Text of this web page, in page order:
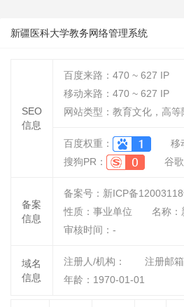
新疆医科大学教务网络管理系统
SEO
信息
百度来路： 470 ~ 627 IP
移动来路： 470 ~ 627 IP
网站类型：教育文化，高等
百度权重：
移
搜狗PR：
谷歌
备案
信息
备案号：新ICP备12003118
性质： 事业单位 名称：
审核时间： -
域名
信息
注册人/机构：
注册邮箱
年龄：1970-01-01